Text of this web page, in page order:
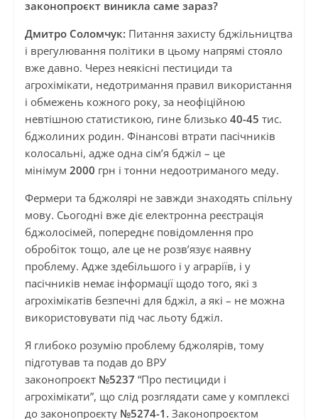
законопроєкт виникла саме зараз?
Дмитро Соломчук: Питання захисту бджільництва
і врегулювання політики в цьому напрямі стояло
вже давно. Через неякісні пестициди та
агрохімікати, недотримання правил використання
і обмежень кожного року, за неофіційною
невтішною статистикою, гине близько 40-45 тис.
бджолиних родин. Фінансові втрати пасічників
колосальні, адже одна сім’я бджіл – це
мінімум 2000 грн і тонни недоотриманого меду.
Фермери та бджолярі не завжди знаходять спільну
мову. Сьогодні вже діє електронна реєстрація
бджолосімей, попереднє повідомлення про
обробіток тощо, але це не розв’язує наявну
проблему. Адже здебільшого і у аграріїв, і у
пасічників немає інформації щодо того, які з
агрохімікатів безпечні для бджіл, а які – не можна
використовувати під час льоту бджіл.
Я глибоко розумію проблему бджолярів, тому
підготував та подав до ВРУ
законопроєкт №5237 “Про пестициди і
агрохімікати”, що слід розглядати саме у комплексі
до законопроєкту №5274-1. Законопроєктом